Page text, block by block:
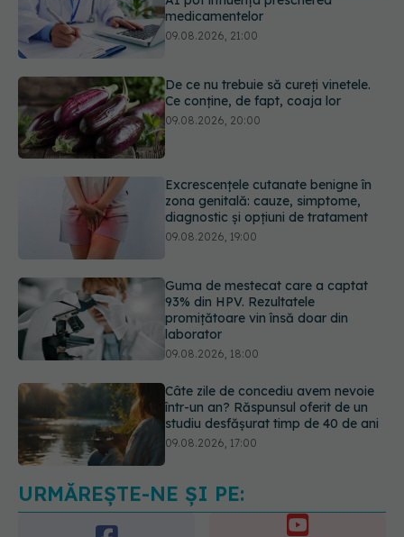
De ce nu trebuie să cureți vinetele.
Ce conține, de fapt, coaja lor
09.08.2026, 20:00
Excrescențele cutanate benigne în
zona genitală: cauze, simptome,
Guma de mestecat care a captat
93% din HPV. Rezultatele
promițătoare vin însă doar din
09.08.2026, 18:00
Câte zile de concediu avem nevoie
într-un an? Răspunsul oferit de un
studiu desfășurat timp de 40 de ani
Reclamele din platformele medicale
AI pot influența prescrierea
medicamentelor
URMĂREȘTE-NE ȘI PE: